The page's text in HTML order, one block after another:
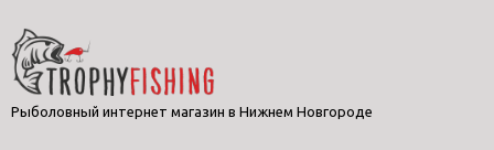
Рыболовный интернет магазин в Нижнем Новгороде